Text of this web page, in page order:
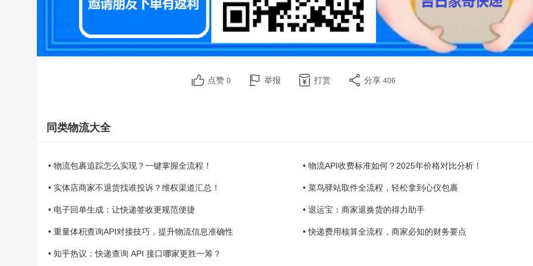
点赞 0 举报 打赏 分享 406
同类物流大全
• 物流包裹追踪怎么实现？一键掌握全流程！ • 物流API收费标准如何？2025年价格对比分析！
• 实体店商家不退货找谁投诉？维权渠道汇总！ • 菜鸟驿站取件全流程，轻松拿到心仪包裹
• 电子回单生成：让快递签收更规范便捷 • 退运宝：商家退换货的得力助手
• 重量体积查询API对接技巧，提升物流信息准确性 • 快递费用核算全流程，商家必知的财务要点
• 知乎热议：快递查询 API 接口哪家更胜一筹？